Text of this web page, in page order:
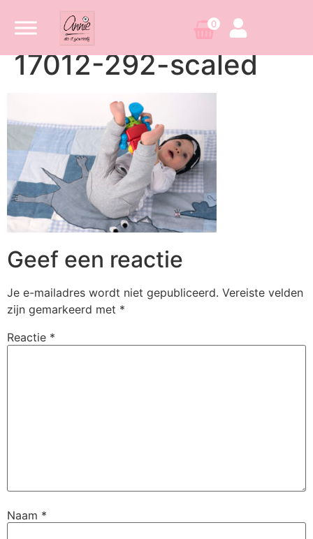
0
17012-292-scaled
Geef een reactie
Je e-mailadres wordt niet gepubliceerd. Vereiste velden
zijn gemarkeerd met *
Reactie *
Naam *